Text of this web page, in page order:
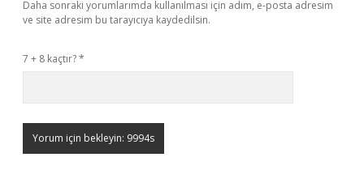
Daha sonraki yorumlarımda kullanılması için adım, e-posta adresim
ve site adresim bu tarayıcıya kaydedilsin.
7 + 8 kaçtır?*